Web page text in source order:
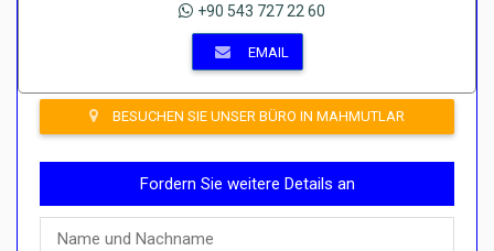
+90 543 727 22 60
EMAIL
BESUCHEN SIE UNSER BÜRO IN MAHMUTLAR
Fordern Sie weitere Details an